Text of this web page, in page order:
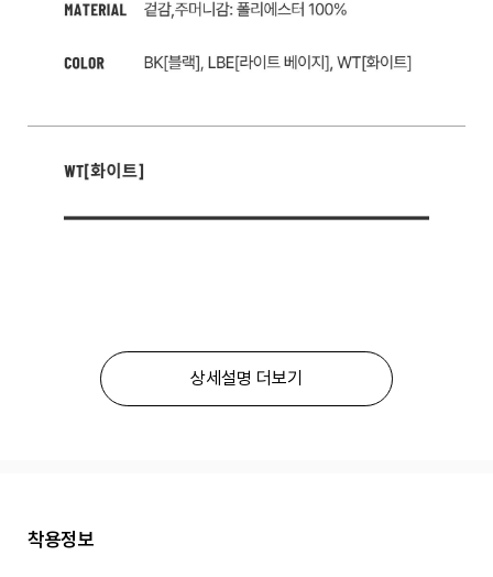
상세설명 더보기
착용정보